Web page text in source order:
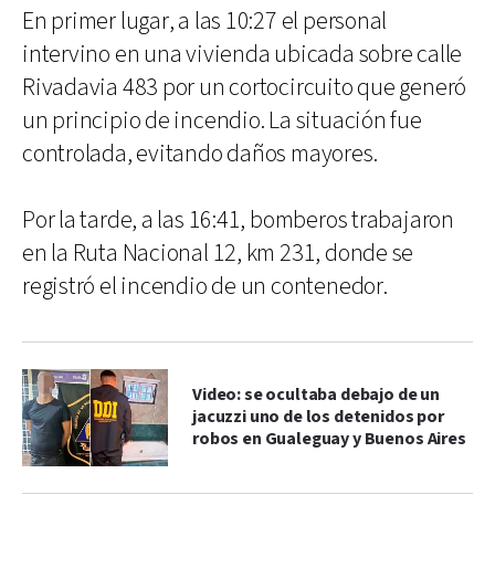
En primer lugar, a las 10:27 el personal
intervino en una vivienda ubicada sobre calle
Rivadavia 483 por un cortocircuito que generó
un principio de incendio. La situación fue
controlada, evitando daños mayores.
Por la tarde, a las 16:41, bomberos trabajaron
en la Ruta Nacional 12, km 231, donde se
registró el incendio de un contenedor.
Video: se ocultaba debajo de un
jacuzzi uno de los detenidos por
robos en Gualeguay y Buenos Aires